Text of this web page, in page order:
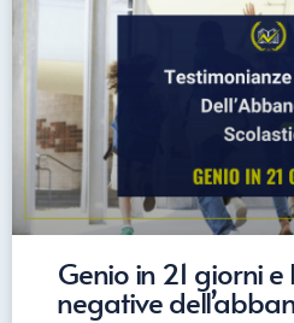
Genio in 21 giorni
negative